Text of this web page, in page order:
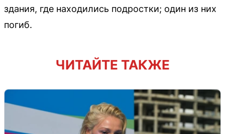
здания, где находились подростки; один из них
погиб.
ЧИТАЙТЕ ТАКЖЕ